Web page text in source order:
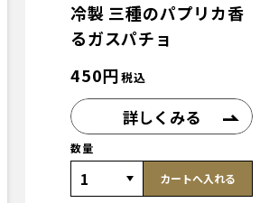
冷製 三種のパプリカ香
るガスパチョ
450円税込
詳しくみる
数量
カートへ入れる